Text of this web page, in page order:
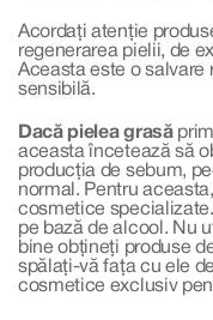
Acordați atenție
regenerarea pielii, de
Aceasta este o salvare
sensibilă.
Dacă pielea grasă
aceasta încetează să
producția de sebum,
normal. Pentru
cosmetice
pe bază de alcool. Nu
bine obțineți produse
spălați-vă fața cu ele
cosmetice exclusiv